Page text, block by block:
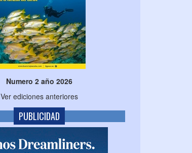
Numero 2 año 2026
Ver ediciones anteriores
PUBLICIDAD